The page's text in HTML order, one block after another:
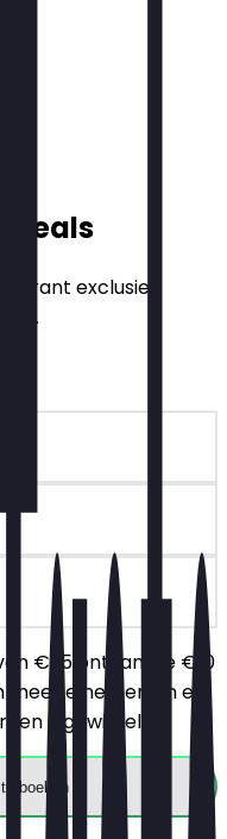
Deals
exclusief
€25 ontvang je €10
mee te nemen en er
ingewisseld.
boeken